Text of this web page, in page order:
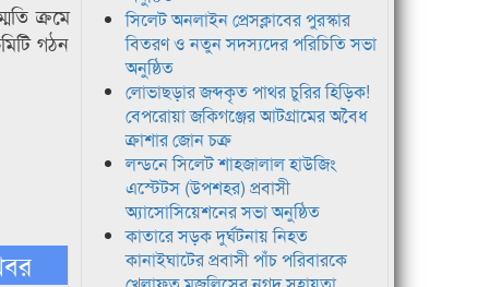
ক্রমে
গঠন
সিলেট অনলাইন প্রেসক্লাবের পুরস্কার
বিতরণ ও নতুন সদস্যদের পরিচিতি সভা
অনুষ্ঠিত
লোভাছড়ার জব্দকৃত পাথর চুরির হিড়িক!
বেপরোয়া জকিগঞ্জের আটগ্রামের অবৈধ
ক্রাশার জোন চক্র
লন্ডনে সিলেট শাহজালাল হাউজিং
এস্টেটস (উপশহর) প্রবাসী
অ্যাসোসিয়েশনের সভা অনুষ্ঠিত
কাতারে সড়ক দুর্ঘটনায় নিহত
কানাইঘাটের প্রবাসী পাঁচ পরিবারকে